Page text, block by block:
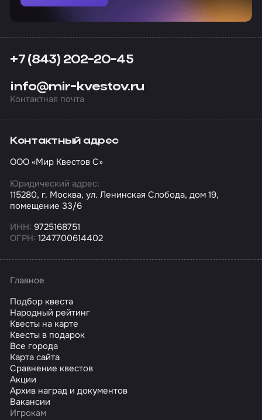
+7 (843) 202-20-45
info@mir-kvestov.ru
Контактная почта
Контактный адрес
ООО «Мир Квестов С»
Юридический адрес:
115280, г. Москва, ул. Ленинская Слобода, дом 19,
помещение 33/6
ИНН: 9725168751
ОГРН: 1247700614402
Главное
Подбор квеста
Народный рейтинг
Квесты на карте
Квесты в подарок
Все города
Карта сайта
Сравнение квестов
Акции
Архив наград и документов
Вакансии
Игрокам